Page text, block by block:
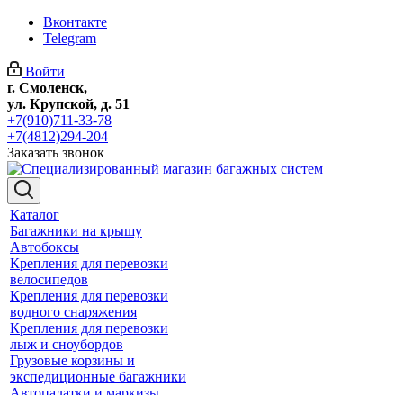
Вконтакте
Telegram
Войти
г. Смоленск,
ул. Крупской, д. 51
+7(910)711-33-78
+7(4812)294-204
Заказать звонок
Каталог
Багажники на крышу
Автобоксы
Крепления для перевозки
велосипедов
Крепления для перевозки
водного снаряжения
Крепления для перевозки
лыж и сноубордов
Грузовые корзины и
экспедиционные багажники